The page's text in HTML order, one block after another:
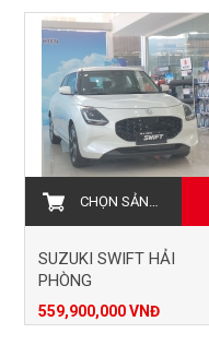
CHỌN SẢN PHẨM
SUZUKI SWIFT HẢI
PHÒNG
559,900,000 VNĐ